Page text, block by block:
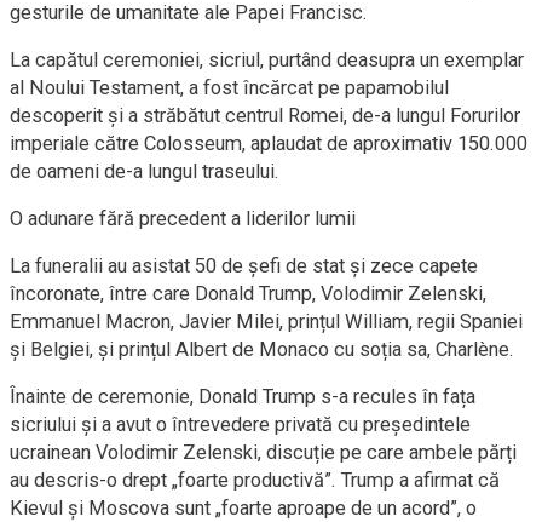
gesturile de umanitate ale Papei Francisc.
La capătul ceremoniei, sicriul, purtând deasupra un exemplar
al Noului Testament, a fost încărcat pe papamobilul
descoperit și a străbătut centrul Romei, de-a lungul Forurilor
imperiale către Colosseum, aplaudat de aproximativ 150.000
de oameni de-a lungul traseului.
O adunare fără precedent a liderilor lumii
La funeralii au asistat 50 de șefi de stat și zece capete
încoronate, între care Donald Trump, Volodimir Zelenski,
Emmanuel Macron, Javier Milei, prințul William, regii Spaniei
și Belgiei, și prințul Albert de Monaco cu soția sa, Charlène.
Înainte de ceremonie, Donald Trump s-a recules în fața
sicriului și a avut o întrevedere privată cu președintele
ucrainean Volodimir Zelenski, discuție pe care ambele părți
au descris-o drept „foarte productivă”. Trump a afirmat că
Kievul și Moscova sunt „foarte aproape de un acord”, o